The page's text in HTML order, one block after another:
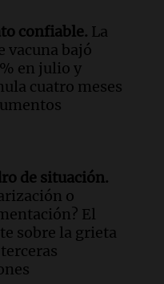
de Santa
del fallo sobre
confiable. La
vacuna bajó
en julio y
cuatro meses
de situación.
o
El
sobre la grieta